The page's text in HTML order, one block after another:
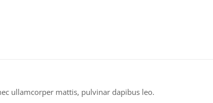
ullamcorper mattis, pulvinar dapibus leo.